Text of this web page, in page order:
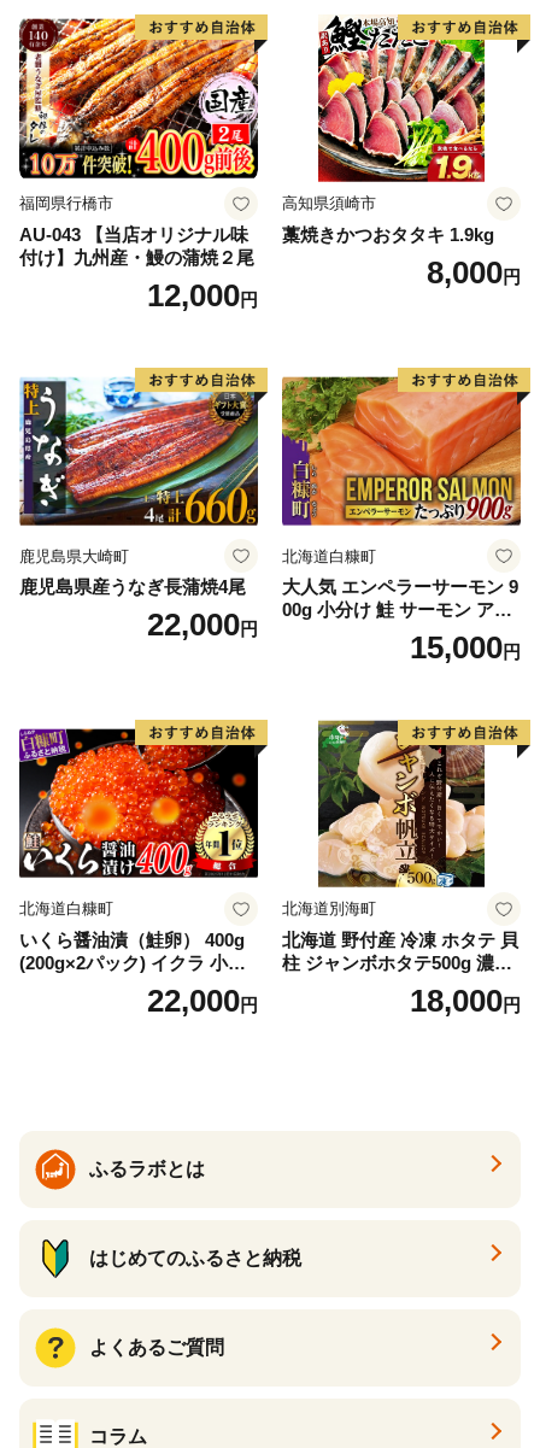
福岡県行橋市
AU-043 【当店オリジナル味
付け】九州産・鰻の蒲焼２尾
12,000円
高知県須崎市
藁焼きかつおタタキ 1.9kg
8,000円
鹿児島県大崎町
鹿児島県産うなぎ長蒲焼4尾
22,000円
北海道白糠町
大人気 エンペラーサーモン 9
00g 小分け 鮭 サーモン アト
ランティックサーモン 水産
庁長官賞 受賞 さけ シャケ し
満足 美味しい 贈答 生食用 刺
身 お刺身 刺し身 魚介類 海鮮
冷凍 厚切り 薄切り ふるさと
納税 ふるさとチョイス チョ
イス 北海道 白糠町
15,000円
北海道白糠町
いくら醤油漬（鮭卵） 400g
(200g×2パック) イクラ 小分
け いくら醤油漬 鮭いくら い
くら醤油漬け 鮭 鮭卵 ikura
22,000円
北海道別海町
北海道 野付産 冷凍 ホタテ 貝
柱 ジャンボホタテ500g 濃厚
な旨味と甘み （ほたて ホタ
テ 帆立 貝柱 ホタテ貝柱 大玉
18,000円
ふるラボとは
はじめてのふるさと納税
よくあるご質問
コラム